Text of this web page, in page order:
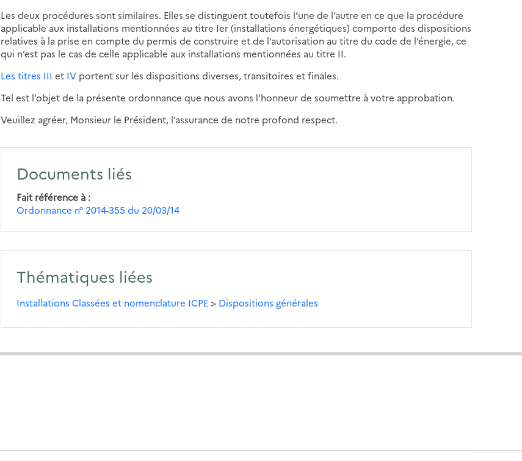
Les deux procédures sont similaires. Elles se distinguent toutefois l’une de l’autre en ce que la procédure
applicable aux installations mentionnées au titre Ier (installations énergétiques) comporte des dispositions
relatives à la prise en compte du permis de construire et de l’autorisation au titre du code de l’énergie, ce
qui n’est pas le cas de celle applicable aux installations mentionnées au titre II.
Les titres III et IV portent sur les dispositions diverses, transitoires et finales.
Tel est l’objet de la présente ordonnance que nous avons l’honneur de soumettre à votre approbation.
Veuillez agréer, Monsieur le Président, l’assurance de notre profond respect.
Documents liés
Fait référence à
Ordonnance n° 2014-355 du 20/03/14
Thématiques liées
Installations Classées et nomenclature ICPE> Dispositions générales